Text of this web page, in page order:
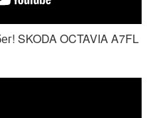
SKODA OCTAVIA A7FL